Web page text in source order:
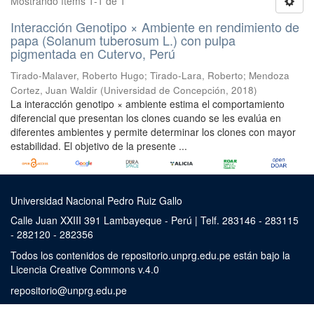
Interacción Genotipo × Ambiente en rendimiento de
papa (Solanum tuberosum L.) con pulpa
pigmentada en Cutervo, Perú
Tirado-Malaver, Roberto Hugo; Tirado-Lara, Roberto; Mendoza
Cortez, Juan Waldir (Universidad de Concepción, 2018)
La interacción genotipo × ambiente estima el comportamiento
diferencial que presentan los clones cuando se les evalúa en
diferentes ambientes y permite determinar los clones con mayor
estabilidad. El objetivo de la presente ...
Universidad Nacional Pedro Ruiz Gallo
Calle Juan XXIII 391 Lambayeque - Perú | Telf. 283146 - 283115
- 282120 - 282356
Todos los contenidos de repositorio.unprg.edu.pe están bajo la
Licencia Creative Commons v.4.0
repositorio@unprg.edu.pe